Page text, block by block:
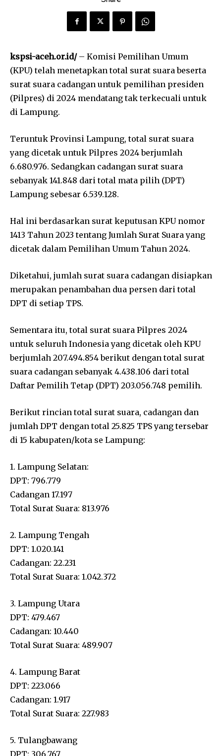
kspsi-aceh.or.id/– Komisi Pemilihan Umum
(KPU) telah menetapkan total surat suara beserta
surat suara cadangan untuk pemilihan presiden
(Pilpres) di 2024 mendatang tak terkecuali untuk
di Lampung.
Teruntuk Provinsi Lampung, total surat suara
yang dicetak untuk Pilpres 2024 berjumlah
6.680.976. Sedangkan cadangan surat suara
sebanyak 141.848 dari total mata pilih (DPT)
Lampung sebesar 6.539.128.
Hal ini berdasarkan surat keputusan KPU nomor
1413 Tahun 2023 tentang Jumlah Surat Suara yang
dicetak dalam Pemilihan Umum Tahun 2024.
Diketahui, jumlah surat suara cadangan disiapkan
merupakan penambahan dua persen dari total
DPT di setiap TPS.
Sementara itu, total surat suara Pilpres 2024
untuk seluruh Indonesia yang dicetak oleh KPU
berjumlah 207.494.854 berikut dengan total surat
suara cadangan sebanyak 4.438.106 dari total
Daftar Pemilih Tetap (DPT) 203.056.748 pemilih.
Berikut rincian total surat suara, cadangan dan
jumlah DPT dengan total 25.825 TPS yang tersebar
di 15 kabupaten/kota se Lampung:
1. Lampung Selatan:
DPT: 796.779
Cadangan 17.197
Total Surat Suara: 813.976
2. Lampung Tengah
DPT: 1.020.141
Cadangan: 22.231
Total Surat Suara: 1.042.372
3. Lampung Utara
DPT: 479.467
Cadangan: 10.440
Total Surat Suara: 489.907
4. Lampung Barat
DPT: 223.066
Cadangan: 1.917
Total Surat Suara: 227.983
5. Tulangbawang